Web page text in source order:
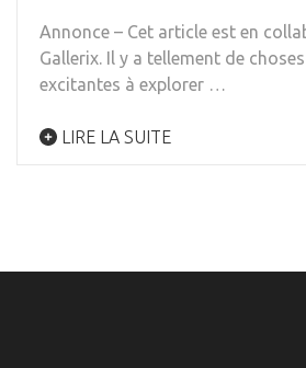
Annonce – Cet article est en
Gallerix. Il y a tellement de
excitantes à explorer …
LIRE LA SUITE